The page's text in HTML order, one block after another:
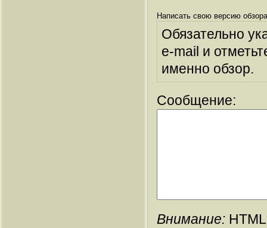
Написать свою версию
Обязательно
e-mail и
именно обзор.
Сообщение:
Внимание: